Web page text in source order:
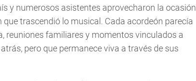
y numerosos asistentes aprovecharon la ocasión
trascendió lo musical. Cada acordeón parecía
reuniones familiares y momentos vinculados a
pero que permanece viva a través de sus